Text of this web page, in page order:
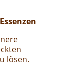
lösen.